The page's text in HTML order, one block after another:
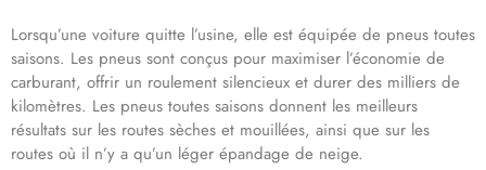
Lorsqu’une voiture quitte l’usine, elle est équipée de pneus toutes
saisons. Les pneus sont conçus pour maximiser l’économie de
carburant, offrir un roulement silencieux et durer des milliers de
kilomètres. Les pneus toutes saisons donnent les meilleurs
résultats sur les routes sèches et mouillées, ainsi que sur les
routes où il n’y a qu’un léger épandage de neige.